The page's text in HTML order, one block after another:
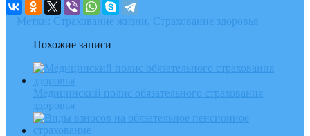
Метки: Страхование жизни, Страхование здоровья
Похожие записи
Медицинский полис обязательного страхования
здоровья